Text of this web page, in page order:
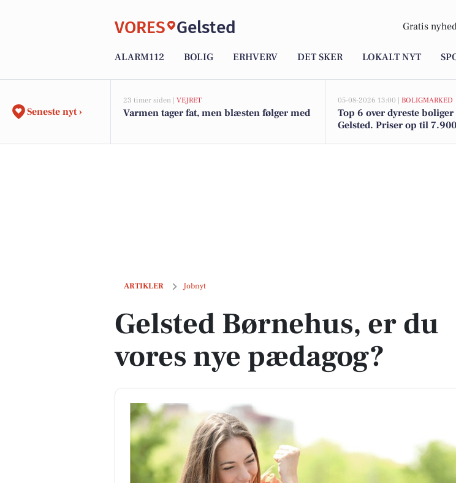
VORES Gelsted Gratis
ALARM112 BOLIG ERHVERV DET SKER LOKALT NYT
Seneste nyt ›
23 timer siden | VEJRET
Varmen tager fat, men blæsten følger med
05-08-2026 13:00 | BOLIGMARKED
Top 6 over dyreste
Gelsted. Priser op til
ARTIKLER Jobnyt
Gelsted Børnehus, er du vores nye pædagog?
Gelsted Børnehus, er du
vores nye pædagog?